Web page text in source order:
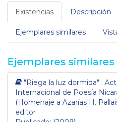
Existencias Descripción
Ejemplares similares
Ejemplares similares
"Riega la luz dormida" :
Internacional de Poesía
(Homenaje a Azarías H.
editor